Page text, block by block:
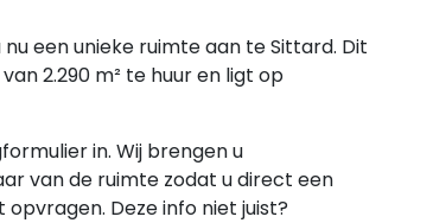
een unieke ruimte aan te Sittard. Dit
2.290 m² te huur en ligt op
in. Wij brengen u
van de ruimte zodat u direct een
Deze info niet juist?